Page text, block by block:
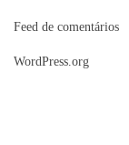
Feed de comentários
WordPress.org